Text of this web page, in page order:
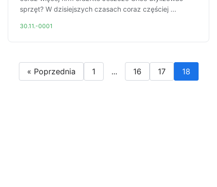
sprzęt? W dzisiejszych czasach coraz częściej ...
30.11.-0001
« Poprzednia 1 ... 16 17 18